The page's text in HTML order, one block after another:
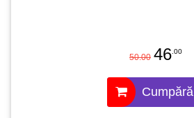
50.00 46 .00
Cumpără